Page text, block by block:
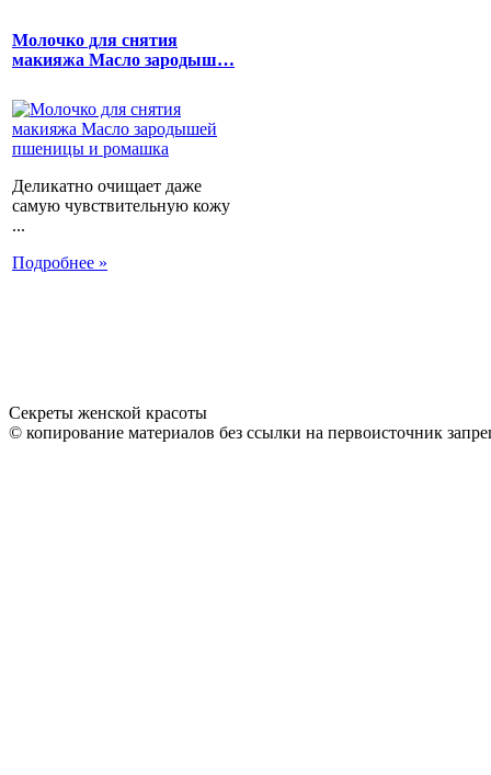
Молочко для снятия
макияжа Масло зародыш…
Деликатно очищает даже
самую чувствительную кожу
...
Подробнее »
Секреты женской красоты
© копирование материалов без ссылки на первоисточник